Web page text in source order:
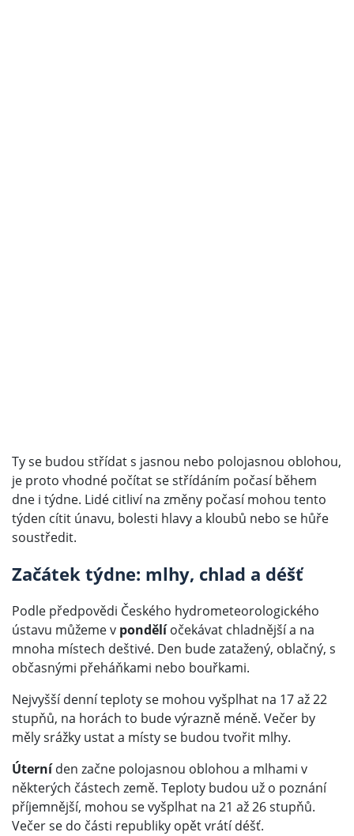
Ty se budou střídat s jasnou nebo polojasnou oblohou,
je proto vhodné počítat se střídáním počasí během
dne i týdne. Lidé citliví na změny počasí mohou tento
týden cítit únavu, bolesti hlavy a kloubů nebo se hůře
soustředit.
Začátek týdne: mlhy, chlad a déšť
Podle předpovědi Českého hydrometeorologického
ústavu můžeme v pondělíočekávat chladnější a na
mnoha místech deštivé. Den bude zatažený, oblačný, s
občasnými přeháňkami nebo bouřkami.
Nejvyšší denní teploty se mohou vyšplhat na 17 až 22
stupňů, na horách to bude výrazně méně. Večer by
měly srážky ustat a místy se budou tvořit mlhy.
Úterníden začne polojasnou oblohou a mlhami v
některých částech země. Teploty budou už o poznání
příjemnější, mohou se vyšplhat na 21 až 26 stupňů.
Večer se do části republiky opět vrátí déšť.